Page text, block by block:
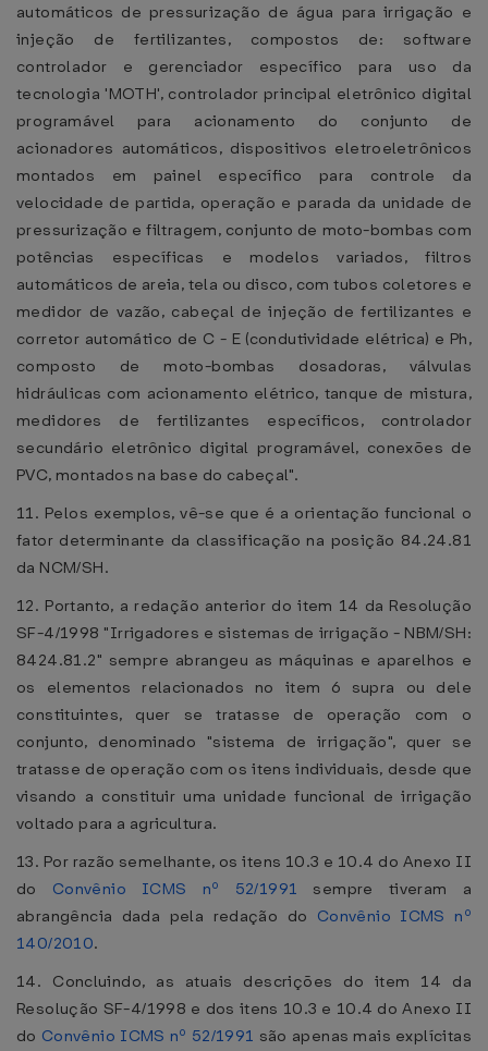
automáticos de pressurização de água para irrigação e
injeção de fertilizantes, compostos de: software
controlador e gerenciador específico para uso da
tecnologia 'MOTH', controlador principal eletrônico digital
programável para acionamento do conjunto de
acionadores automáticos, dispositivos eletroeletrônicos
montados em painel específico para controle da
velocidade de partida, operação e parada da unidade de
pressurização e filtragem, conjunto de moto-bombas com
potências específicas e modelos variados, filtros
automáticos de areia, tela ou disco, com tubos coletores e
medidor de vazão, cabeçal de injeção de fertilizantes e
corretor automático de C - E (condutividade elétrica) e Ph,
composto de moto-bombas dosadoras, válvulas
hidráulicas com acionamento elétrico, tanque de mistura,
medidores de fertilizantes específicos, controlador
secundário eletrônico digital programável, conexões de
PVC, montados na base do cabeçal".
11. Pelos exemplos, vê-se que é a orientação funcional o
fator determinante da classificação na posição 84.24.81
da NCM/SH.
12. Portanto, a redação anterior do item 14 da Resolução
SF-4/1998 "Irrigadores e sistemas de irrigação - NBM/SH:
8424.81.2" sempre abrangeu as máquinas e aparelhos e
os elementos relacionados no item 6 supra ou dele
constituintes, quer se tratasse de operação com o
conjunto, denominado "sistema de irrigação", quer se
tratasse de operação com os itens individuais, desde que
visando a constituir uma unidade funcional de irrigação
voltado para a agricultura.
13. Por razão semelhante, os itens 10.3 e 10.4 do Anexo II
do Convênio ICMS nº 52/1991 sempre tiveram a
abrangência dada pela redação do Convênio ICMS nº
140/2010.
14. Concluindo, as atuais descrições do item 14 da
Resolução SF-4/1998 e dos itens 10.3 e 10.4 do Anexo II
do Convênio ICMS nº 52/1991 são apenas mais explícitas